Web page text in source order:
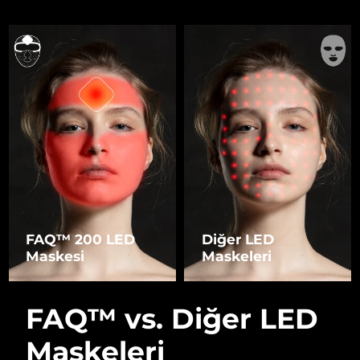
FAQ™ 200 LED
Maskesi
Diğer LED
Maskeleri
FAQ™ vs. Diğer LED
Maskeleri